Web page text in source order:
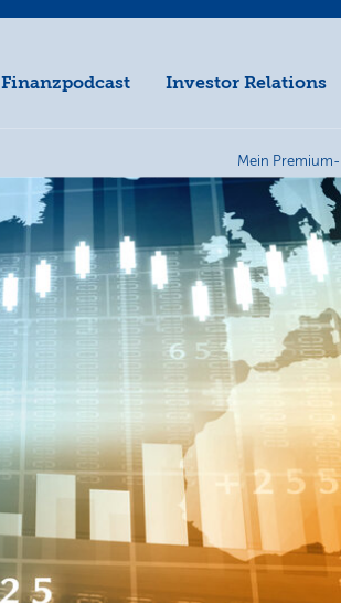
Finanzpodcast Investor Relations
Mein